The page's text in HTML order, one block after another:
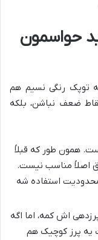
حواسمون
توپک رنگی نسیم هم
ضعف نباشن، بلکه
همون طور که قبلاً
اصلاً مناسب نیست.
استفاده شه
اش کمه، اما اگه
یه پرز کوچیک هم